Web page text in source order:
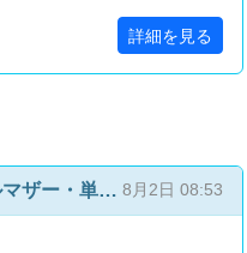
詳細を見る
武蔵中原・武蔵小杉 シングルマザー・単身女性専用シェアハウス 8月2日 08:53